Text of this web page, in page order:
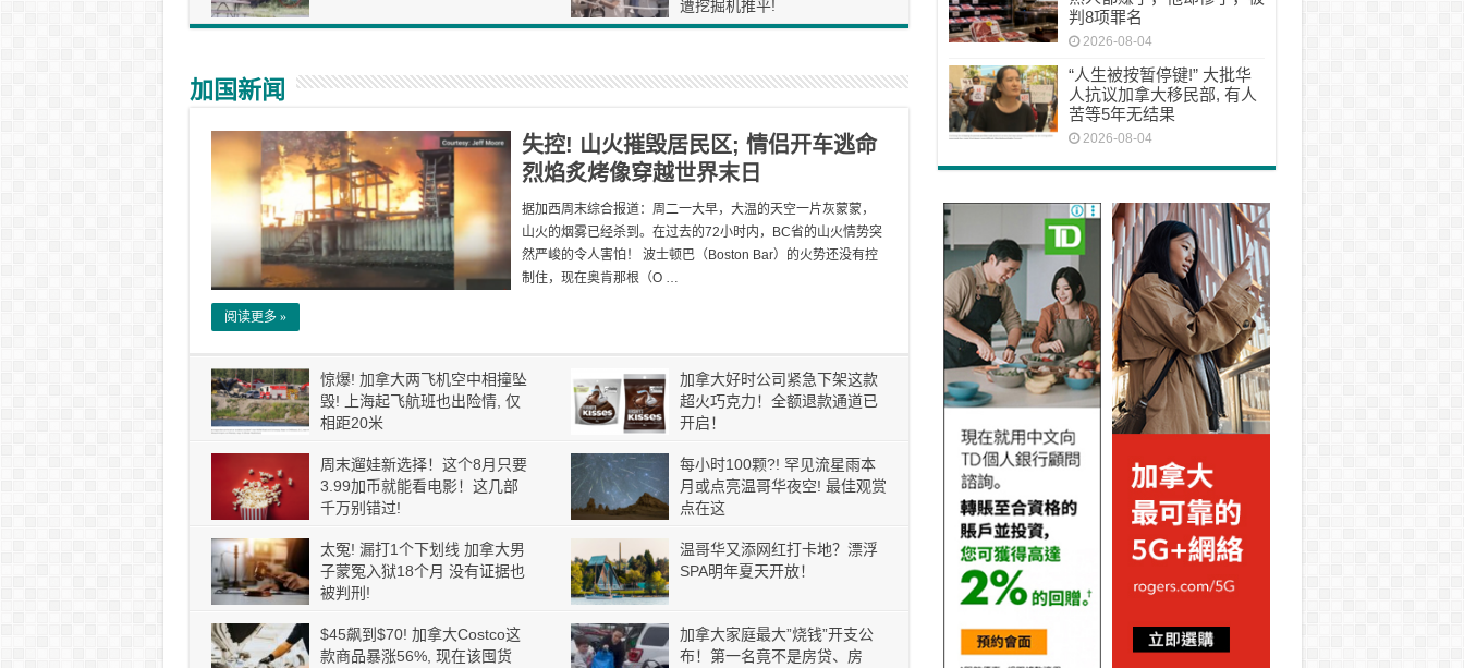
遭挖掘机推平!
加国新闻
失控! 山火摧毁居民区; 情侣开车逃命
烈焰炙烤像穿越世界末日
据加西周末综合报道：周二一大早，大温的天空一片灰蒙蒙，
山火的烟雾已经杀到。在过去的72小时内，BC省的山火情势突
然严峻的令人害怕！ 波士顿巴（Boston Bar）的火势还没有控
制住，现在奥肯那根（O …
阅读更多 »
惊爆! 加拿大两飞机空中相撞坠
毁! 上海起飞航班也出险情, 仅
相距20米
加拿大好时公司紧急下架这款
超火巧克力！全额退款通道已
开启！
周末遛娃新选择！这个8月只要
3.99加币就能看电影！这几部
千万别错过!
每小时100颗?! 罕见流星雨本
月或点亮温哥华夜空! 最佳观赏
点在这
太冤! 漏打1个下划线 加拿大男
子蒙冤入狱18个月 没有证据也
被判刑!
温哥华又添网红打卡地？漂浮
SPA明年夏天开放！
$45飙到$70! 加拿大Costco这
款商品暴涨56%, 现在该囤货
加拿大家庭最大”烧钱”开支公
布！第一名竟不是房贷、房
判8项罪名
2026-08-04
“人生被按暂停键!” 大批华
人抗议加拿大移民部, 有人
苦等5年无结果
2026-08-04